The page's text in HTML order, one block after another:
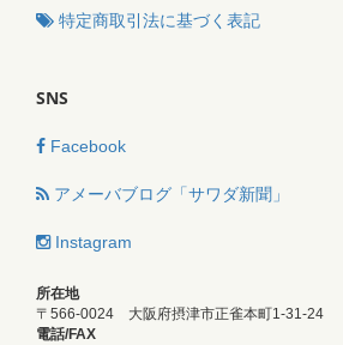
特定商取引法に基づく表記
SNS
Facebook
アメーバブログ「サワダ新聞」
Instagram
所在地
〒566-0024 大阪府摂津市正雀本町1-31-24
電話/FAX